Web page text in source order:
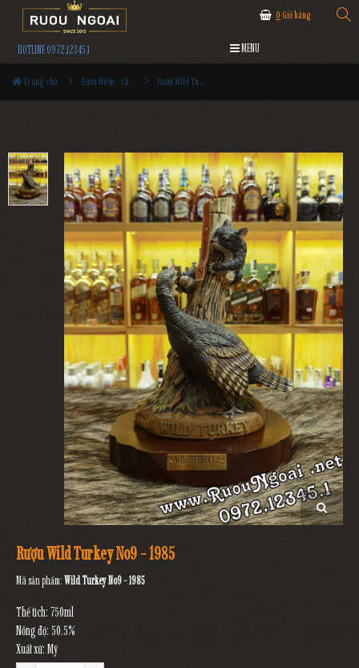
0 Giỏ hàng
HOTLINE 0972.12345.1 MENU
Trang chủ Rượu Hiếm - Cũ Rượu Wild Turkey No9 - 1985
Rượu Wild Turkey No9 - 1985
Mã sản phẩm:Wild Turkey No9 - 1985
Thể tích: 750ml
Nồng độ: 50.5%
Xuất xứ: Mỹ